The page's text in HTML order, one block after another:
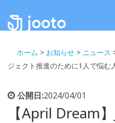
ホーム > お知らせ > ニュース
ジェクト推進のために1人で悩む
公開日:2024/04/01
【April Dream